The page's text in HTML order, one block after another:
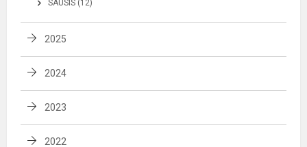
SAUSIS (12)
2025
2024
2023
2022